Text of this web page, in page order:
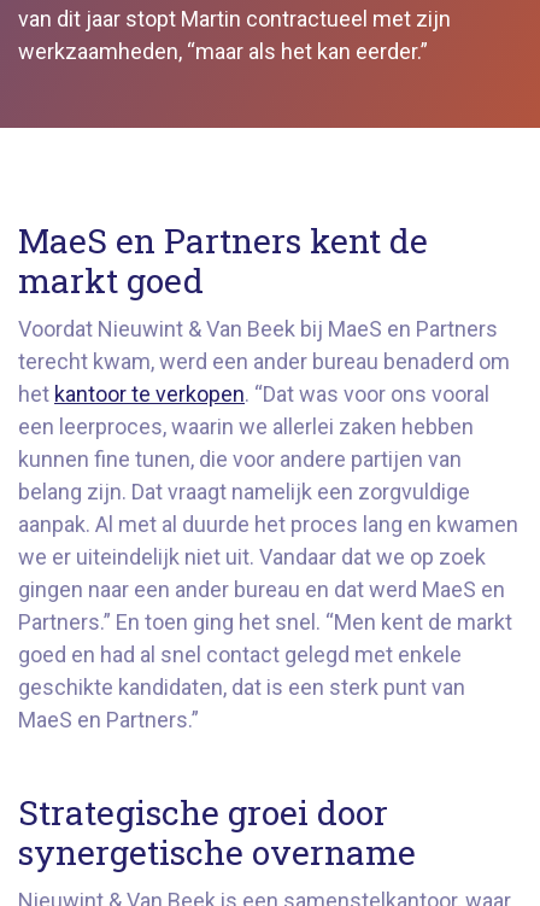
van dit jaar stopt Martin contractueel met zijn
werkzaamheden, “maar als het kan eerder.”
MaeS en Partners kent de
markt goed
Voordat Nieuwint & Van Beek bij MaeS en Partners
terecht kwam, werd een ander bureau benaderd om
het kantoor te verkopen. “Dat was voor ons vooral
een leerproces, waarin we allerlei zaken hebben
kunnen fine tunen, die voor andere partijen van
belang zijn. Dat vraagt namelijk een zorgvuldige
aanpak. Al met al duurde het proces lang en kwamen
we er uiteindelijk niet uit. Vandaar dat we op zoek
gingen naar een ander bureau en dat werd MaeS en
Partners.” En toen ging het snel. “Men kent de markt
goed en had al snel contact gelegd met enkele
geschikte kandidaten, dat is een sterk punt van
MaeS en Partners.”
Strategische groei door
synergetische overname
Nieuwint & Van Beek is een samenstelkantoor, waar